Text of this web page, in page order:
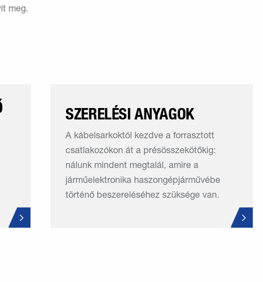
meg.
SZERELÉSI ANYAGOK
A kábelsarkoktól kezdve a forrasztott
csatlakozókon át a présösszekötőkig:
nálunk mindent megtalál, amire a
járműelektronika haszongépjárművébe
történő beszereléséhez szüksége van.